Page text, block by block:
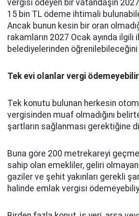
vergisi ödeyen bir vatandaşın 2027
15 bin TL ödeme ihtimali
Ancak bunun kesin bir oran
rakamların 2027 Ocak ayında ilgili
belediyelerinden öğrenilebileceğini
Tek evi olanlar vergi ödemeyebilir
Tek konutu bulunan herkesin
vergisinden muaf olmadığını
şartların sağlanması gerektiğine
Buna göre 200 metrekareyi
sahip olan emekliler, geliri
gaziler ve şehit yakınları gerekli
halinde emlak vergisi